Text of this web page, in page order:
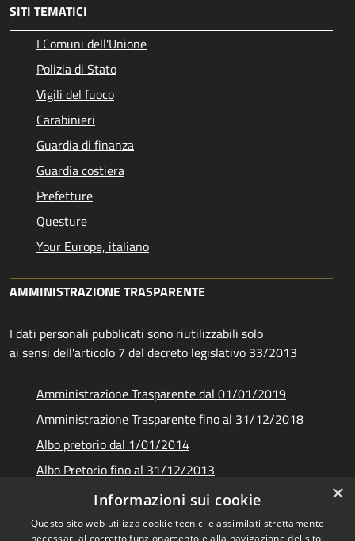
SITI TEMATICI
I Comuni dell'Unione
Polizia di Stato
Vigili del fuoco
Carabinieri
Guardia di finanza
Guardia costiera
Prefetture
Questure
Your Europe, italiano
AMMINISTRAZIONE TRASPARENTE
I dati personali pubblicati sono riutilizzabili solo
ai sensi dell'articolo 7 del decreto legislativo 33/2013
Amministrazione Trasparente dal 01/01/2019
Amministrazione Trasparente fino al 31/12/2018
Albo pretorio dal 1/01/2014
Albo Pretorio fino al 31/12/2013
Documenti e dati
×
Informazioni sui cookie
Questo sito web utilizza cookie tecnici e assimilati strettamente
necessari al corretto funzionamento e alla navigazione del sito,